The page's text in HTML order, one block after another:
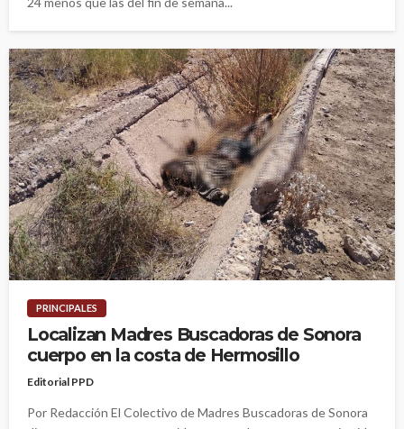
PRINCIPALES
Localizan Madres Buscadoras de Sonora
cuerpo en la costa de Hermosillo
Editorial PPD
Por Redacción El Colectivo de Madres Buscadoras de Sonora